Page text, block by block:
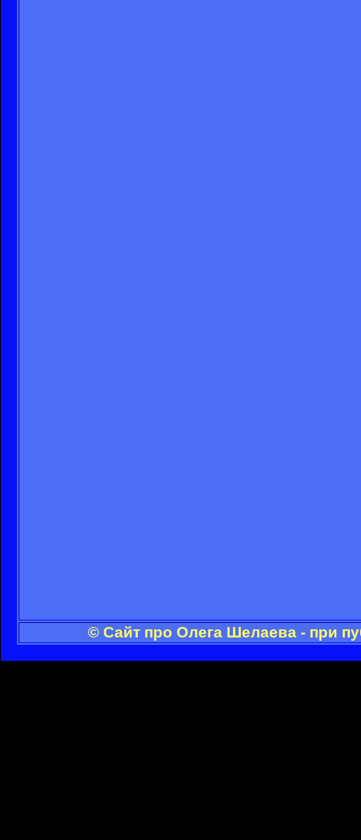
© Сайт про Олега Шелаева - при